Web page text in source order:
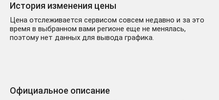
История изменения цены
Цена отслеживается сервисом совсем недавно и за это
время в выбранном вами регионе еще не менялась,
поэтому нет данных для вывода графика.
Официальное описание